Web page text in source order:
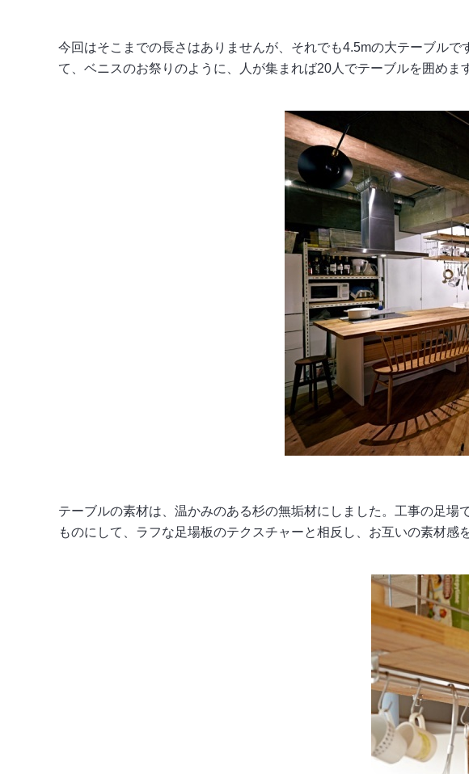
今回はそこまでの長さはありませんが、それでも4.5mの大テーブル
て、ベニスのお祭りのように、人が集まれば20人でテーブルを囲めま
テーブルの素材は、温かみのある杉の無垢材にしました。工事の足
ものにして、ラフな足場板のテクスチャーと相反し、お互いの素材感